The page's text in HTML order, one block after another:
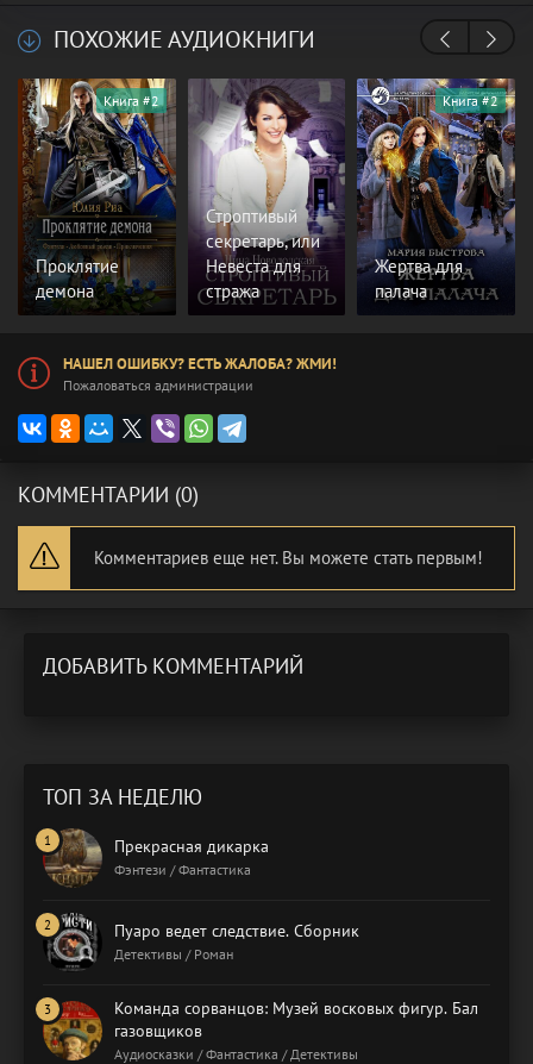
ПОХОЖИЕ АУДИОКНИГИ
Проклятие
демона
Книга #2
Строптивый
секретарь, или
Невеста для
cтража
Жертва для
палача
Книга #2
НАШЕЛ ОШИБКУ? ЕСТЬ ЖАЛОБА? ЖМИ!
Пожаловаться администрации
КОММЕНТАРИИ (0)
Комментариев еще нет. Вы можете стать первым!
ДОБАВИТЬ КОММЕНТАРИЙ
ТОП ЗА НЕДЕЛЮ
Прекрасная дикарка
Фэнтези / Фантастика
Пуаро ведет следствие. Сборник
Детективы / Роман
Команда сорванцов: Музей восковых фигур. Бал
газовщиков
Аудиосказки / Фантастика / Детективы